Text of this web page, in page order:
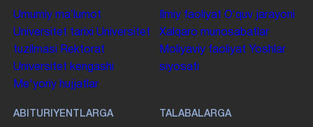
Umumiy maʼlumot
Universitet tarixi Universitet
tuzilmasi
Rektorat
Universitet kengashi
Me'yoriy hujjatlar
Ilmiy faoliyat Oʻquv jarayoni
Xalqaro munosabatlar
Moliyaviy faoliyat Yoshlar
siyosati
ABITURIYENTLARGA TALABALARGA